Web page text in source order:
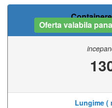
Oferta valabila
Lungime (